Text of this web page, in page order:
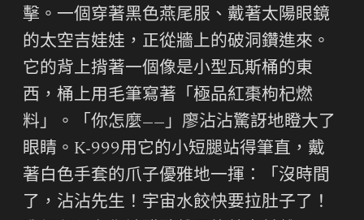
擊。一個穿著黑色燕尾服、戴著太陽眼鏡
的太空吉娃娃，正從牆上的破洞鑽進來。
它的背上揹著一個像是小型瓦斯桶的東
西，桶上用毛筆寫著「極品紅棗枸杞燃
料」。「你怎麼——」廖沾沾驚訝地瞪大了
眼睛。K-999用它的小短腿站得筆直，戴
著白色手套的爪子優雅地一揮：「沒時間
了，沾沾先生！宇宙水餃快要拉肚子了！